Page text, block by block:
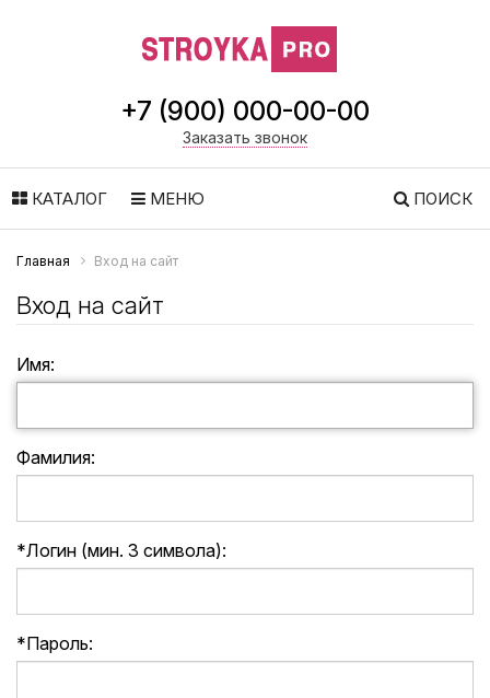
+7 (900) 000-00-00
Заказать звонок
КАТАЛОГ МЕНЮ ПОИСК
Главная Вход на сайт
Вход на сайт
Имя:
Фамилия:
*Логин (мин. 3 символа):
*Пароль: